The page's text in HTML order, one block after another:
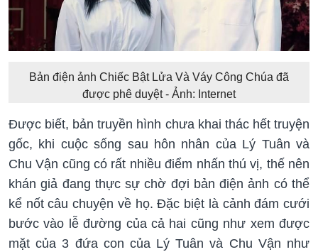
Bản điện ảnh Chiếc Bật Lửa Và Váy Công Chúa đã
được phê duyệt - Ảnh: Internet
Được biết, bản truyền hình chưa khai thác hết truyện
gốc, khi cuộc sống sau hôn nhân của Lý Tuân và
Chu Vận cũng có rất nhiều điểm nhấn thú vị, thế nên
khán giả đang thực sự chờ đợi bản điện ảnh có thể
kể nốt câu chuyện về họ. Đặc biệt là cảnh đám cưới
bước vào lễ đường của cả hai cũng như xem được
mặt của 3 đứa con của Lý Tuân và Chu Vận như